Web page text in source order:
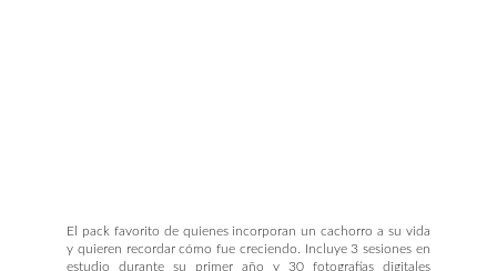
El pack favorito de quienes incorporan un cachorro a su vida
y quieren recordar cómo fue creciendo. Incluye 3 sesiones en
estudio durante su primer año y 30 fotografías digitales